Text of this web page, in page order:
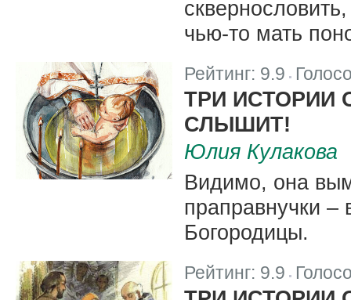
чью-то мать
Рейтинг: 9.9
ТРИ ИСТОРИИ
СЛЫШИТ!
Юлия Кулакова
Видимо, она
праправнучки
Богородицы.
Рейтинг: 9.9